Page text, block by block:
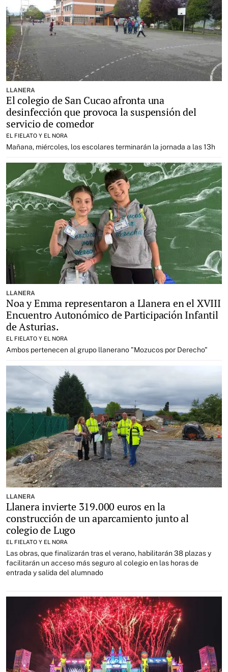
LLANERA
El colegio de San Cucao afronta una
desinfección que provoca la suspensión del
servicio de comedor
EL FIELATO Y EL NORA
Mañana, miércoles, los escolares terminarán la jornada a las 13h
LLANERA
Noa y Emma representaron a Llanera en el XVIII
Encuentro Autonómico de Participación Infantil
de Asturias.
EL FIELATO Y EL NORA
Ambos pertenecen al grupo llanerano "Mozucos por Derecho"
LLANERA
Llanera invierte 319.000 euros en la
construcción de un aparcamiento junto al
colegio de Lugo
EL FIELATO Y EL NORA
Las obras, que finalizarán tras el verano, habilitarán 38 plazas y
facilitarán un acceso más seguro al colegio en las horas de
entrada y salida del alumnado